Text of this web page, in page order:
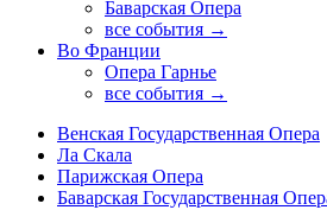
Баварская Опера
все события →
Во Франции
Опера Гарнье
все события →
Венская Государственная Опера
Ла Скала
Парижская Опера
Баварская Государственная